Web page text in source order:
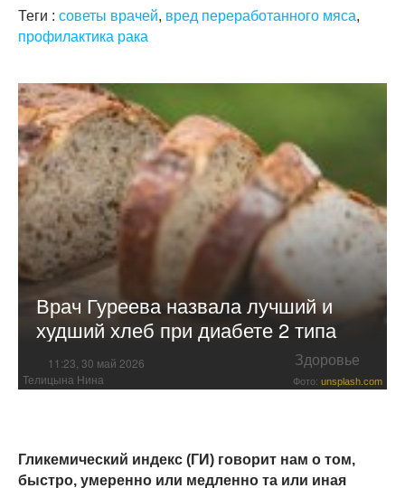
Теги : советы врачей, вред переработанного мяса,
профилактика рака
Врач Гуреева назвала лучший и
худший хлеб при диабете 2 типа
11:23, 30 май 2026 Здоровье
Телицына Нина Фото: unsplash.com
Гликемический индекс (ГИ) говорит нам о том,
быстро, умеренно или медленно та или иная